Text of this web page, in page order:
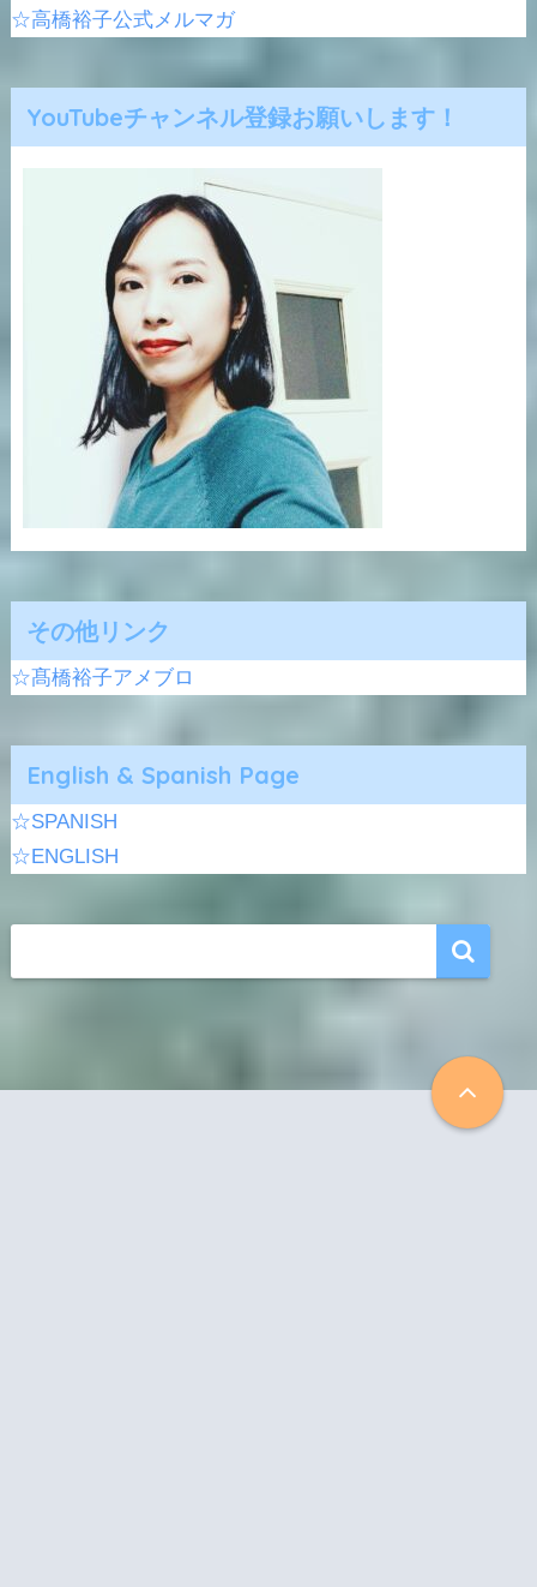
☆高橋裕子公式メルマガ
YouTubeチャンネル登録お願いします！
その他リンク
☆髙橋裕子アメブロ
English & Spanish Page
☆SPANISH
☆ENGLISH